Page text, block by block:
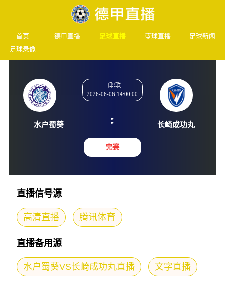
首页 德甲直播 足球直播 篮球直播
足球新闻
足球录像
:
直播信号源
高清直播 腾讯体育
直播备用源
水户蜀葵VS长崎成功丸直播 文字直播